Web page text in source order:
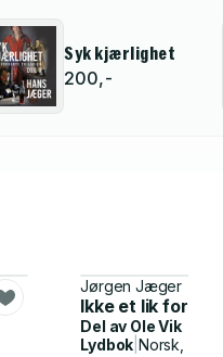
Syk kjærlighet
200,-
Jørgen Jæger
Ikke et lik for
Del av Ole Vik
Lydbok |Norsk,